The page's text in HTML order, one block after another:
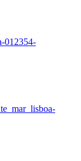
012354-